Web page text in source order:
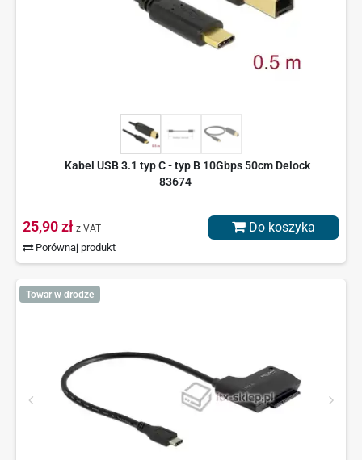
Kabel USB 3.1 typ C - typ B 10Gbps 50cm Delock
83674
25,90 zł z VAT
Porównaj produkt
Do koszyka
Towar w drodze